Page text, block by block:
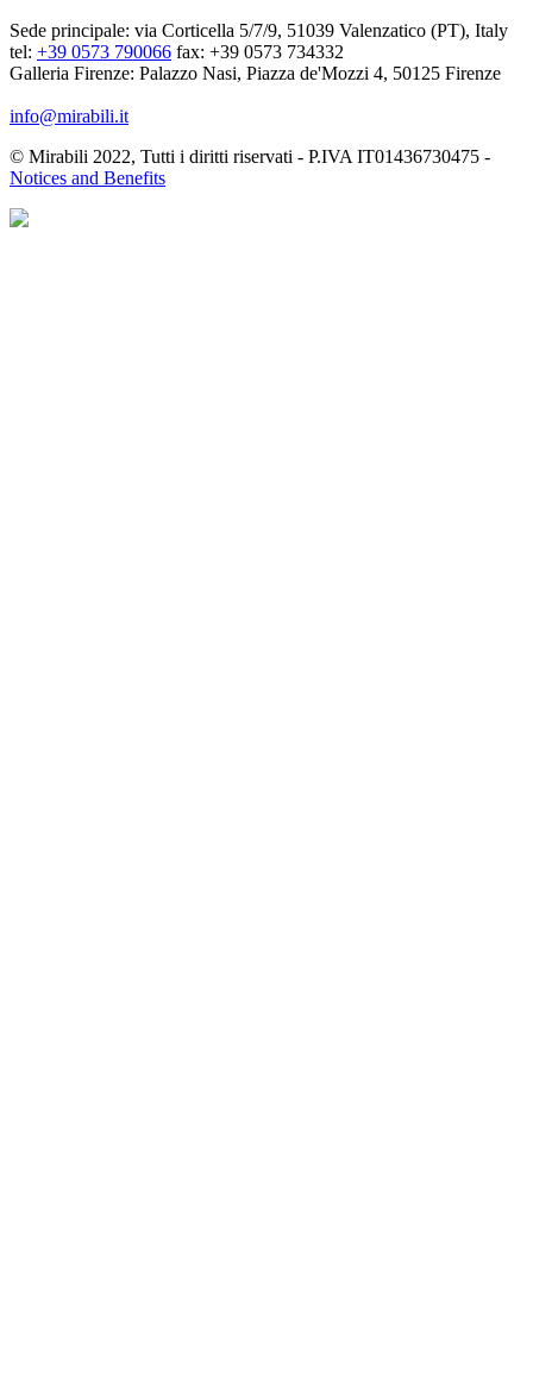
Sede principale: via Corticella 5/7/9, 51039 Valenzatico (PT), Italy
tel: +39 0573 790066 fax: +39 0573 734332
Galleria Firenze: Palazzo Nasi, Piazza de'Mozzi 4, 50125 Firenze
info@mirabili.it
© Mirabili 2022, Tutti i diritti riservati - P.IVA IT01436730475 -
Notices and Benefits